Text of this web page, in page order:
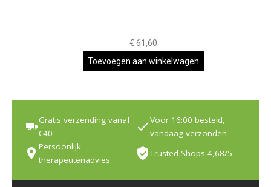
€ 61,60
Toevoegen aan winkelwagen
Gratis verzending vanaf
€40
Voor 16:00 besteld,
vandaag verzonden
Persoonlijk
therapeutenadvies
Trusted Shops 4,68/5